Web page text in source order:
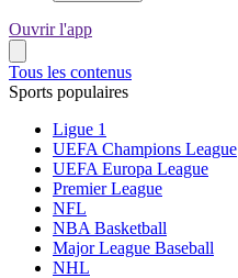
Ouvrir l'app
Tous les contenus
Sports populaires
Ligue 1
UEFA Champions League
UEFA Europa League
Premier League
NFL
NBA Basketball
Major League Baseball
NHL